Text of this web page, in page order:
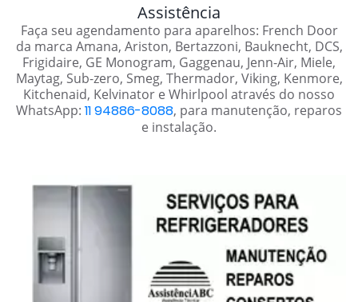
Assistência
Faça seu agendamento para aparelhos: French Door
da marca Amana, Ariston, Bertazzoni, Bauknecht, DCS,
Frigidaire, GE Monogram, Gaggenau, Jenn-Air, Miele,
Maytag, Sub-zero, Smeg, Thermador, Viking, Kenmore,
Kitchenaid, Kelvinator e Whirlpool através do nosso
WhatsApp: 11 94886-8088, para manutenção, reparos
e instalação.